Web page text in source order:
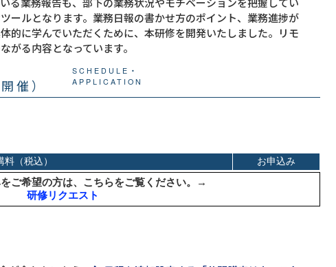
ールとなります。業務日報の書かせ方のポイント、業務進捗が
的に学んでいただくために、本研修を開発いたしました。リモ
がる内容となっています。
催）
SCHEDULE・
APPLICATION